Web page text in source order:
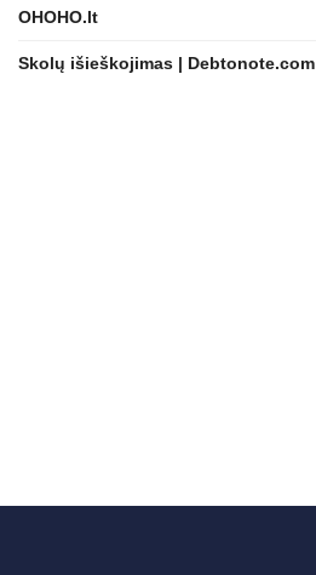
OHOHO.lt
Skolų išieškojimas | Debtonote.com